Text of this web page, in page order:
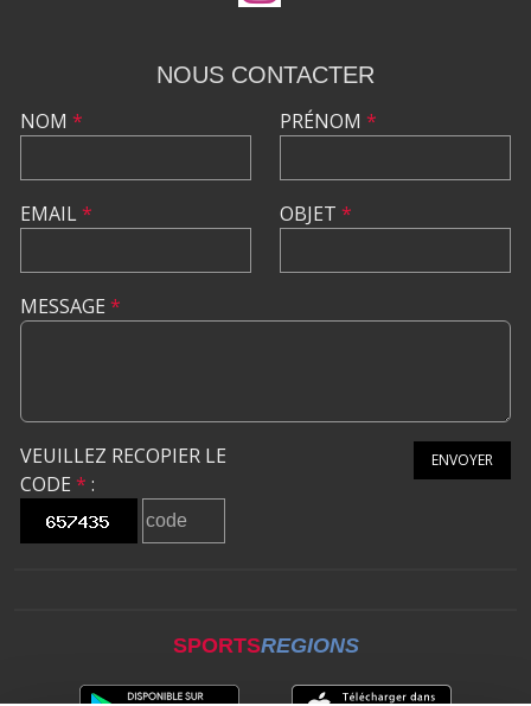
NOUS CONTACTER
NOM *
EMAIL*
PRÉNOM *
OBJET *
MESSAGE *
VEUILLEZ RECOPIER LE
CODE * :
ENVOYER
SPORTSREGIONS